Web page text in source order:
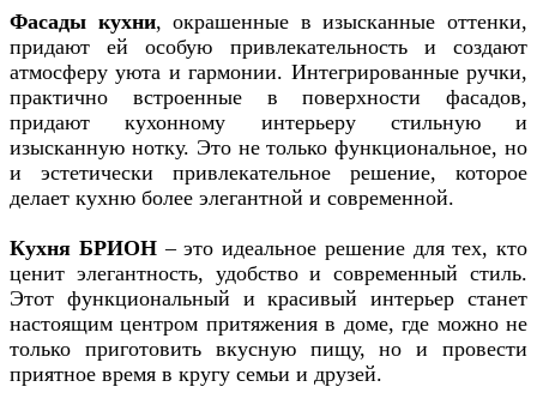
Фасады кухни, окрашенные в изысканные оттенки,
придают ей особую привлекательность и создают
атмосферу уюта и гармонии. Интегрированные ручки,
практично встроенные в поверхности фасадов,
придают кухонному интерьеру стильную и
изысканную нотку. Это не только функциональное, но
и эстетически привлекательное решение, которое
делает кухню более элегантной и современной.
Кухня БРИОН– это идеальное решение для тех, кто
ценит элегантность, удобство и современный стиль.
Этот функциональный и красивый интерьер станет
настоящим центром притяжения в доме, где можно не
только приготовить вкусную пищу, но и провести
приятное время в кругу семьи и друзей.